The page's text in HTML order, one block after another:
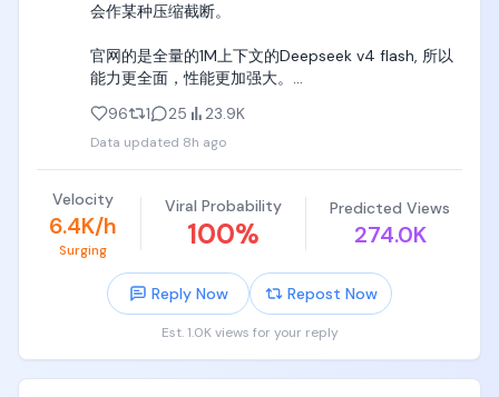
会作某种压缩截断。
官网的是全量的1M上下文的Deepseek v4 flash, 所以
能力更全面，性能更加强大。
很多人对Deepseek能力的评价区别很大，可能也有这
个原因。
96 1 25 23.9K
Data updated 8h ago
Velocity
6.4K/h
Surging
Viral Probability
100%
Predicted Views
274.0K
Reply Now Repost Now
Est. 1.0K views for your reply